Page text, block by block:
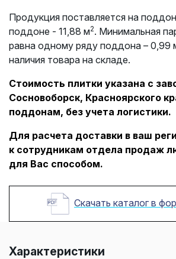
Продукция поставляется на
поддоне - 11,88 м2. Минимальная
равна одному ряду поддона – 0,99
наличия товара на складе.
Стоимость плитки указана с
Сосновоборск, Красноярского
поддонам, без учета логистики.
Для расчета доставки в ваш
к сотрудникам отдела продаж
для Вас способом.
Скачать каталог в
Характеристики